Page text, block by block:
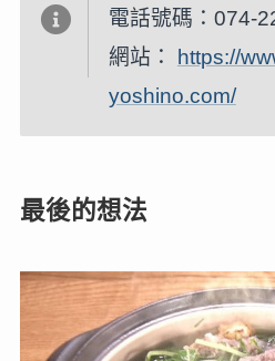
電話號碼：074-
網站：
https://
yoshino.com/
最後的想法